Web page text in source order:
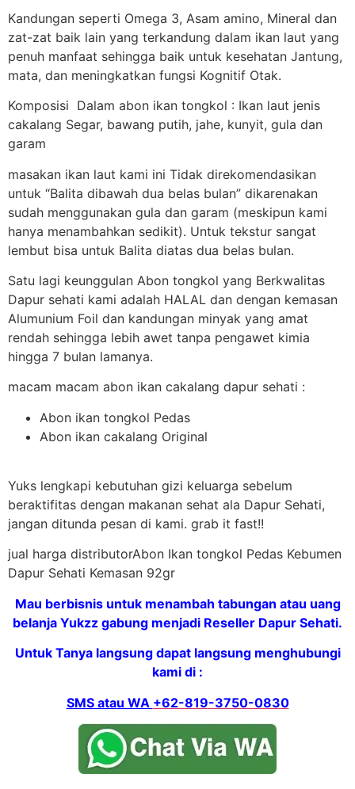
Kandungan seperti Omega 3, Asam amino, Mineral dan
zat-zat baik lain yang terkandung dalam ikan laut yang
penuh manfaat sehingga baik untuk kesehatan Jantung,
mata, dan meningkatkan fungsi Kognitif Otak.
Komposisi Dalam abon ikan tongkol : Ikan laut jenis
cakalang Segar, bawang putih, jahe, kunyit, gula dan
garam
masakan ikan laut kami ini Tidak direkomendasikan
untuk “Balita dibawah dua belas bulan” dikarenakan
sudah menggunakan gula dan garam (meskipun kami
hanya menambahkan sedikit). Untuk tekstur sangat
lembut bisa untuk Balita diatas dua belas bulan.
Satu lagi keunggulan Abon tongkol yang Berkwalitas
Dapur sehati kami adalah HALAL dan dengan kemasan
Alumunium Foil dan kandungan minyak yang amat
rendah sehingga lebih awet tanpa pengawet kimia
hingga 7 bulan lamanya.
macam macam abon ikan cakalang dapur sehati :
Abon ikan tongkol Pedas
Abon ikan cakalang Original
Yuks lengkapi kebutuhan gizi keluarga sebelum
beraktifitas dengan makanan sehat ala Dapur Sehati,
jangan ditunda pesan di kami. grab it fast!!
jual harga distributorAbon Ikan tongkol Pedas Kebumen
Dapur Sehati Kemasan 92gr
Mau berbisnis untuk menambah tabungan atau uang
belanja Yukzz gabung menjadi Reseller Dapur Sehati.
Untuk Tanya langsung dapat langsung menghubungi
kami di :
SMS atau WA +62-819-3750-0830